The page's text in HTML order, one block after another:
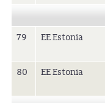
79 EE Estonia
80 EE Estonia